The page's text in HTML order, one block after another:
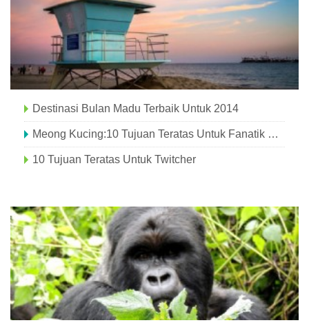
Destinasi Bulan Madu Terbaik Untuk 2014
Meong Kucing:10 Tujuan Teratas Untuk Fanatik Kucing
10 Tujuan Teratas Untuk Twitcher